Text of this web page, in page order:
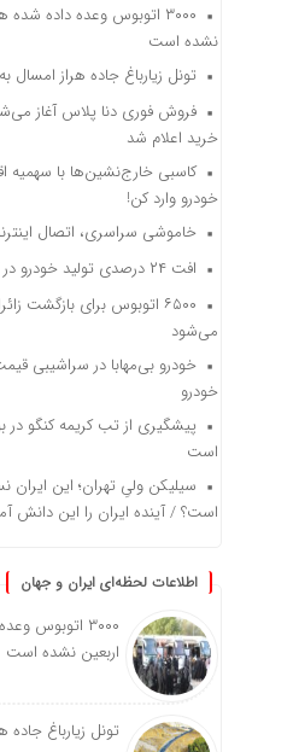
۳۰۰۰ اتوبوس وعده داده
نشده است
تونل زیارباغ جاده هراز امسال
فروش فوری دنا پلاس آغاز
خرید اعلام شد
خودرو وارد کن!
خاموشی سراسری، اتصال
افت ۲۴ درصدی تولید خودرو در کشور
۶۵۰۰ اتوبوس برای بازگشت
می‌شود
خودرو بی‌مهابا در سراشیبی
خودرو
پیشگیری از تب کریمه کنگو در
است
است؟ / آینده ایران را این دانش
اطلاعات لحظه‌ای ایران و جهان
۳۰۰۰ اتوبوس
اربعین نشده است
تونل زیارباغ جاده